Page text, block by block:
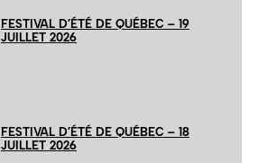
FESTIVAL D’ÉTÉ DE QUÉBEC – 19
JUILLET 2026
FESTIVAL D’ÉTÉ DE QUÉBEC – 18
JUILLET 2026